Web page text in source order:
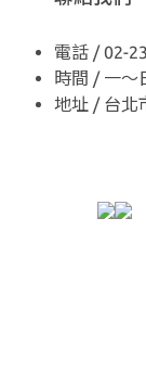
電話 / 02-
時間 / 一～
地址 / 台北